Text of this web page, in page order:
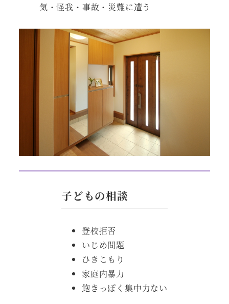
気・怪我・事故・災難に遭う
子どもの相談
登校拒否
いじめ問題
ひきこもり
家庭内暴力
飽きっぽく集中力ない